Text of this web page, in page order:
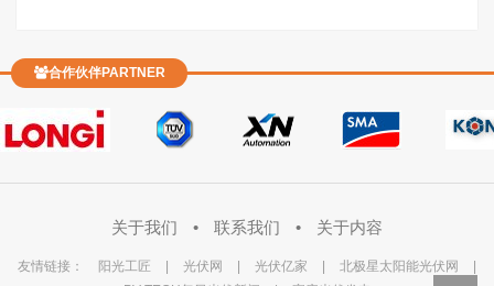
合作伙伴PARTNER
关于我们 • 联系我们 • 关于内容
友情链接： 阳光工匠 光伏网 光伏亿家 北极星太阳能光伏网